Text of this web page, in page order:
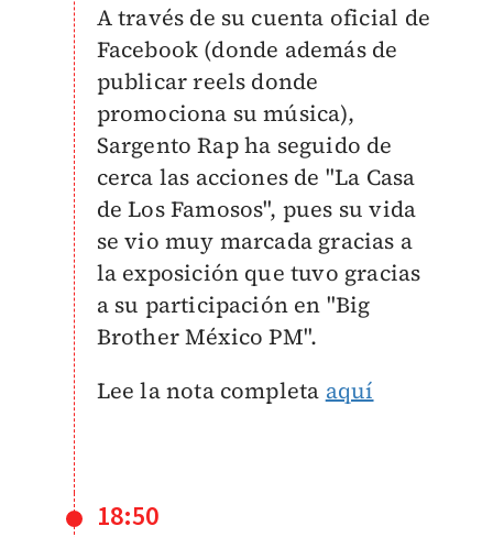
A través de su cuenta oficial de
Facebook (donde además de
publicar reels donde
promociona su música),
Sargento Rap ha seguido de
cerca las acciones de "La Casa
de Los Famosos", pues su vida
se vio muy marcada gracias a
la exposición que tuvo gracias
a su participación en "Big
Brother México PM".
Lee la nota completa aquí
18:50